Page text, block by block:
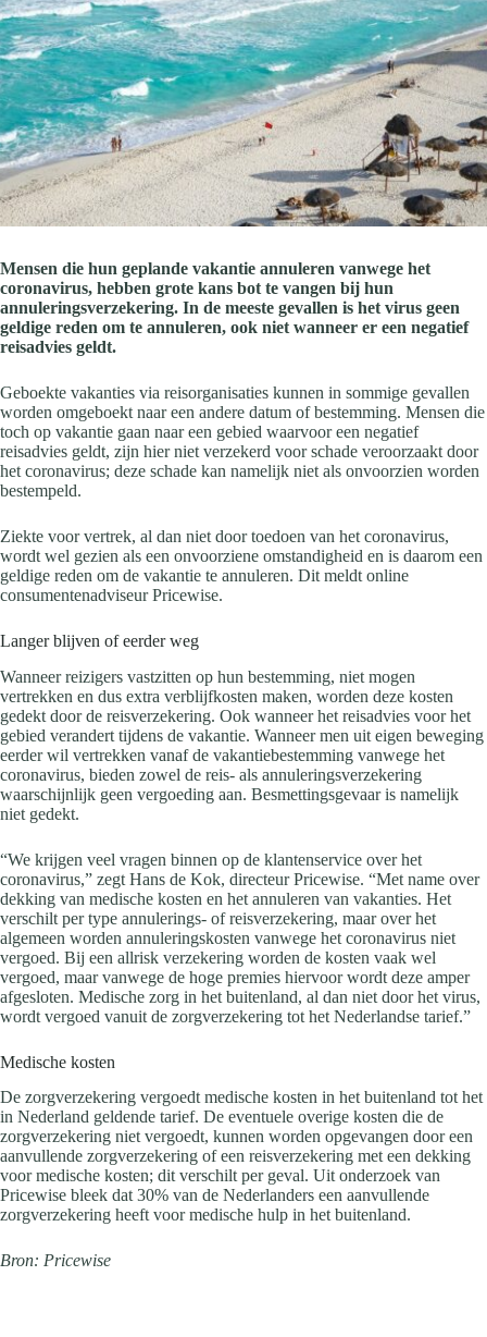
Mensen die hun geplande vakantie annuleren vanwege het
coronavirus, hebben grote kans bot te vangen bij hun
annuleringsverzekering. In de meeste gevallen is het virus geen
geldige reden om te annuleren, ook niet wanneer er een negatief
reisadvies geldt.
Geboekte vakanties via reisorganisaties kunnen in sommige gevallen
worden omgeboekt naar een andere datum of bestemming. Mensen die
toch op vakantie gaan naar een gebied waarvoor een negatief
reisadvies geldt, zijn hier niet verzekerd voor schade veroorzaakt door
het coronavirus; deze schade kan namelijk niet als onvoorzien worden
bestempeld.
Ziekte voor vertrek, al dan niet door toedoen van het coronavirus,
wordt wel gezien als een onvoorziene omstandigheid en is daarom een
geldige reden om de vakantie te annuleren. Dit meldt online
consumentenadviseur Pricewise.
Langer blijven of eerder weg
Wanneer reizigers vastzitten op hun bestemming, niet mogen
vertrekken en dus extra verblijfkosten maken, worden deze kosten
gedekt door de reisverzekering. Ook wanneer het reisadvies voor het
gebied verandert tijdens de vakantie. Wanneer men uit eigen beweging
eerder wil vertrekken vanaf de vakantiebestemming vanwege het
coronavirus, bieden zowel de reis- als annuleringsverzekering
waarschijnlijk geen vergoeding aan. Besmettingsgevaar is namelijk
niet gedekt.
“We krijgen veel vragen binnen op de klantenservice over het
coronavirus,” zegt Hans de Kok, directeur Pricewise. “Met name over
dekking van medische kosten en het annuleren van vakanties. Het
verschilt per type annulerings- of reisverzekering, maar over het
algemeen worden annuleringskosten vanwege het coronavirus niet
vergoed. Bij een allrisk verzekering worden de kosten vaak wel
vergoed, maar vanwege de hoge premies hiervoor wordt deze amper
afgesloten. Medische zorg in het buitenland, al dan niet door het virus,
wordt vergoed vanuit de zorgverzekering tot het Nederlandse tarief.”
Medische kosten
De zorgverzekering vergoedt medische kosten in het buitenland tot het
in Nederland geldende tarief. De eventuele overige kosten die de
zorgverzekering niet vergoedt, kunnen worden opgevangen door een
aanvullende zorgverzekering of een reisverzekering met een dekking
voor medische kosten; dit verschilt per geval. Uit onderzoek van
Pricewise bleek dat 30% van de Nederlanders een aanvullende
zorgverzekering heeft voor medische hulp in het buitenland.
Bron: Pricewise